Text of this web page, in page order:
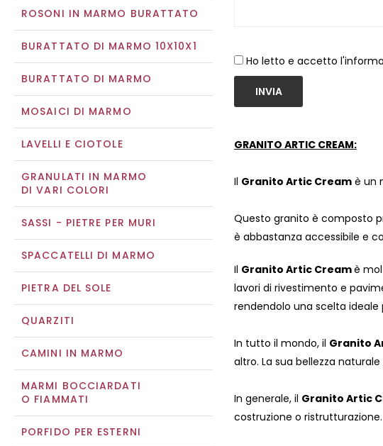
ROSONI IN MARMO BURATTATO
BURATTATO DI MARMO 10X10X1
BURATTATO DI MARMO
MOSAICI DI MARMO
LAVELLI E CIOTOLE
GRANULATI IN MARMO
DI VARI COLORI
SASSI - PIETRE PER MURI
SPACCATELLI DI MARMO
PIETRA DEL SOLE
QUARZITI
CAMINI IN MARMO
MARMI BOCCIARDATI
O FIAMMATI
PORFIDO PER ESTERNI
Ho letto e accetto
INVIA
GRANITO ARTIC CREAM:
Il Granito Artic Cream è un
Questo granito è composto
è abbastanza accessibile e
Il Granito Artic Creamè
lavori di rivestimento e
rendendolo una scelta
In tutto il mondo, il Granito
altro. La sua bellezza
In generale, il Granito Artic
costruzione o ristrutturazione.